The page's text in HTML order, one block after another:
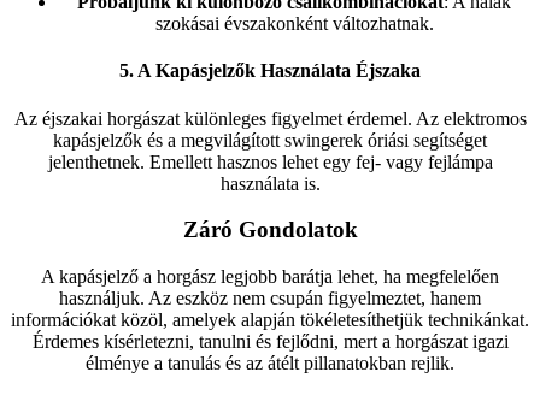
szokásai évszakonként változhatnak.
5. A Kapásjelzők Használata Éjszaka
Az éjszakai horgászat különleges figyelmet érdemel. Az elektromos
kapásjelzők és a megvilágított swingerek óriási segítséget
jelenthetnek. Emellett hasznos lehet egy fej- vagy fejlámpa
használata is.
Záró Gondolatok
A kapásjelző a horgász legjobb barátja lehet, ha megfelelően
használjuk. Az eszköz nem csupán figyelmeztet, hanem
információkat közöl, amelyek alapján tökéletesíthetjük technikánkat.
Érdemes kísérletezni, tanulni és fejlődni, mert a horgászat igazi
élménye a tanulás és az átélt pillanatokban rejlik.